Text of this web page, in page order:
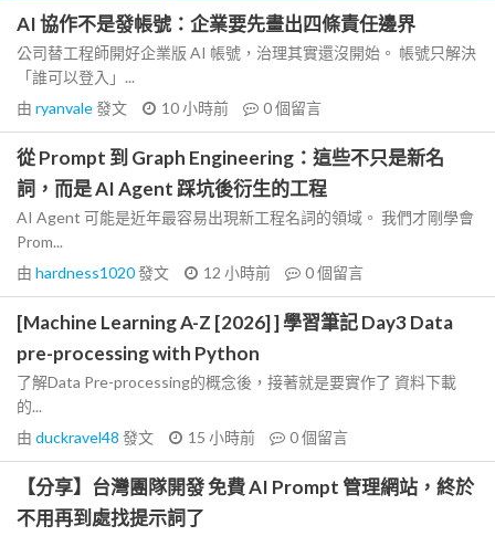
AI 協作不是發帳號：企業要先畫出四條責任邊界
公司替工程師開好企業版 AI 帳號，治理其實還沒開始。 帳號只解決
「誰可以登入」...
由 ryanvale發文 10 小時前 0個留言
從 Prompt 到 Graph Engineering：這些不只是新名
詞，而是 AI Agent 踩坑後衍生的工程
AI Agent 可能是近年最容易出現新工程名詞的領域。 我們才剛學會
Prom...
由 hardness1020發文 12 小時前 0個留言
[Machine Learning A-Z [2026] ] 學習筆記 Day3 Data
pre-processing with Python
了解Data Pre-processing的概念後，接著就是要實作了 資料下載
的...
由 duckravel48 發文 15 小時前 0個留言
【分享】台灣團隊開發 免費 AI Prompt 管理網站，終於
不用再到處找提示詞了